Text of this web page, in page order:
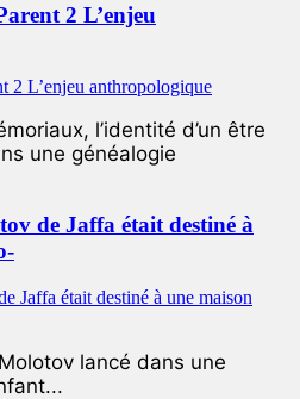
2 L’enjeu
l’identité d’un être
une généalogie
de Jaffa était destiné à
lancé dans une